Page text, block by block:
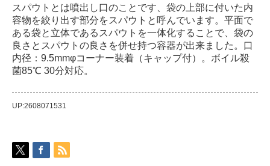
スパウトとは噴出し口のことです、袋の上部に付いた内
容物を絞り出す部分をスパウトと呼んでいます。平面で
ある袋と立体であるスパウトを一体化することで、袋の
良さとスパウトの良さを併せ持つ容器が出来ました。口
内径：9.5mmφコーナー装着（キャップ付）。ボイル殺
菌85℃ 30分対応。
UP:2608071531